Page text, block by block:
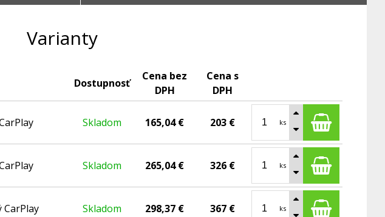
Varianty
Dostupnosť
Cena bez
DPH
Cena s
DPH
Skladom 165,04 € 203 € ks
Skladom 265,04 € 326 € ks
CarPlay Skladom 298,37 € 367 € ks